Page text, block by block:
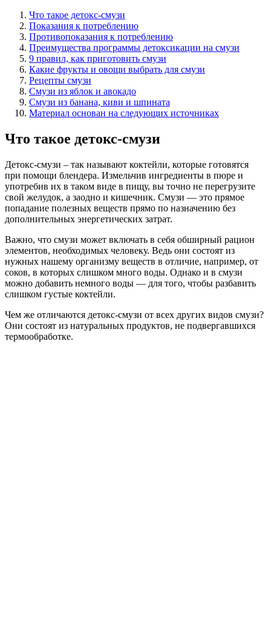
Что такое детокс-смузи
Показания к потреблению
Противопоказания к потреблению
Преимущества программы детоксикации на смузи
9 правил, как приготовить смузи
Какие фрукты и овощи выбрать для смузи
Рецепты смузи
Смузи из яблок и авокадо
Смузи из банана, киви и шпината
Материал основан на следующих источниках
Что такое детокс-смузи
Детокс-смузи – так называют коктейли, которые готовятся
при помощи блендера. Измельчив ингредиенты в пюре и
употребив их в таком виде в пищу, вы точно не перегрузите
свой желудок, а заодно и кишечник. Смузи — это прямое
попадание полезных веществ прямо по назначению без
дополнительных энергетических затрат.
Важно, что смузи может включать в себя обширный рацион
элементов, необходимых человеку. Ведь они состоят из
нужных нашему организму веществ в отличие, например, от
соков, в которых слишком много воды. Однако и в смузи
можно добавить немного воды — для того, чтобы разбавить
слишком густые коктейли.
Чем же отличаются детокс-смузи от всех других видов смузи?
Они состоят из натуральных продуктов, не подвергавшихся
термообработке.